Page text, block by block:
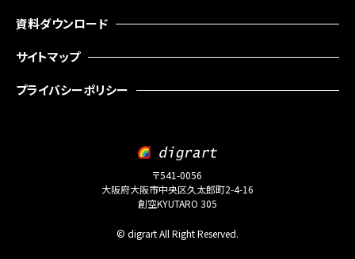
資料ダウンロード
サイトマップ
プライバシーポリシー
〒541-0056
大阪府大阪市中央区久太郎町2-4-16
創空KYUTARO 305
© digrart All Right Reserved.